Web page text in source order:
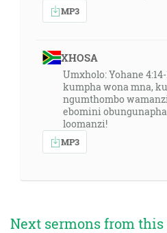
MP3
XHOSA
Umxholo: Yohane
kumpha wona mna,
ngumthombo
ebomini
loomanzi!
MP3
Next sermons from this